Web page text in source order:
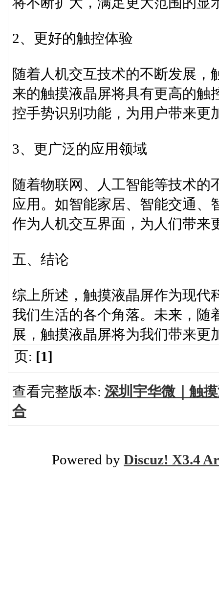
2、更好的触控体验
随着人机交互技术的不断发展，
来的触摸液晶屏将具有更高的触
控手势识别功能，为用户带来更
3、更广泛的应用领域
随着物联网、人工智能等技术的
应用。如智能家居、智能交通、
作为人机交互界面，为人们带来
五、结论
综上所述，触摸液晶屏作为现代
我们生活的各个角落。未来，随
展，触摸液晶屏将为我们带来更
页: [1]
查看完整版本: 深圳宇华微｜触
合
Powered by Discuz! X3.4